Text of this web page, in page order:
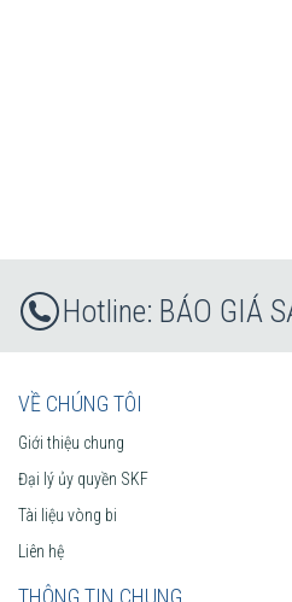
BÁO GIÁ
VỀ CHÚNG TÔI
Giới thiệu chung
Đại lý ủy quyền SKF
Tài liệu vòng bi
Liên hệ
THÔNG TIN CHUNG